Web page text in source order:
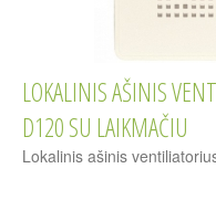
LOKALINIS AŠINIS
D120 SU LAIKMAČIU
Lokalinis ašinis